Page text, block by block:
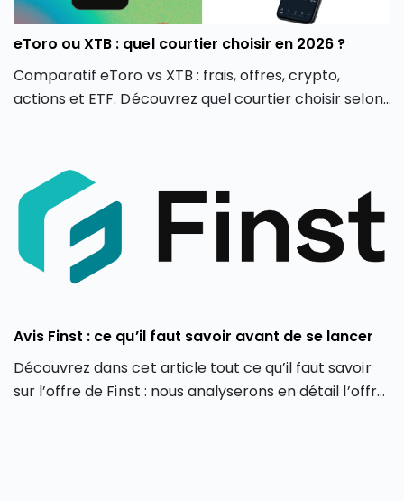
eToro ou XTB : quel courtier choisir en 2026 ?
Comparatif eToro vs XTB : frais, offres, crypto,
actions et ETF. Découvrez quel courtier choisir selon
Avis Finst : ce qu’il faut savoir avant de se lancer
Découvrez dans cet article tout ce qu’il faut savoir
sur l’offre de Finst : nous analyserons en détail l’offre